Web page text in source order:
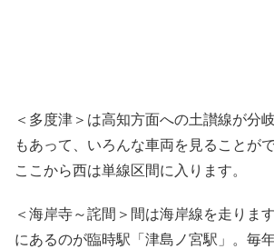
＜多度津＞は高知方面への土讃線が分
もあって、いろんな車両を見ることが
ここから西は単線区間に入ります。
＜海岸寺～詫間＞間は海岸線を走りま
にあるのが臨時駅「津島ノ宮駅」。毎